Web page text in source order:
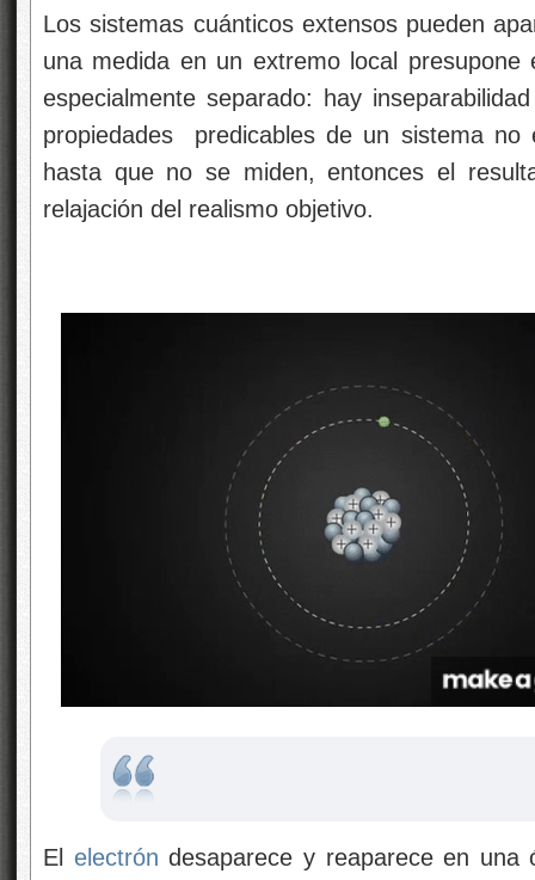
Los sistemas cuánticos extensos pueden
una medida en un extremo local
especialmente separado: hay
propiedades predicables de un sistema no
hasta que no se miden, entonces el
relajación del realismo objetivo.
El electrón desaparece y reaparece en una